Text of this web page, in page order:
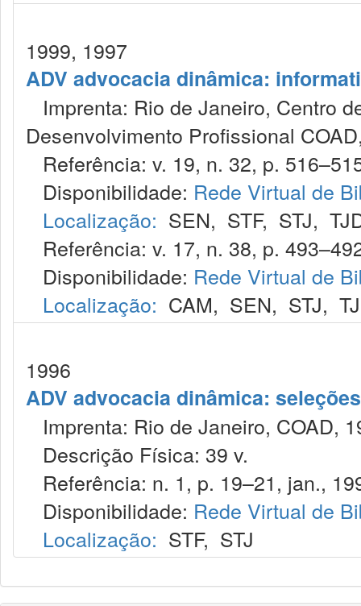
1999, 1997
ADV advocacia dinâmica:
Imprenta: Rio de Janeiro, Centro
Desenvolvimento Profissional
Referência: v. 19, n. 32, p.
Disponibilidade: Rede Virtual de
Localização: SEN, STF, STJ,
Referência: v. 17, n. 38, p.
Disponibilidade: Rede Virtual de
Localização: CAM, SEN, STJ,
1996
ADV advocacia dinâmica:
Imprenta: Rio de Janeiro, COAD,
Descrição Física: 39 v.
Referência: n. 1, p. 19–21, jan.,
Disponibilidade: Rede Virtual de
Localização: STF, STJ